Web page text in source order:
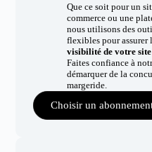
Que ce soit pour un
commerce ou une
nous utilisons des
flexibles pour assurer
visibilité de votre
Faites confiance à
démarquer de la
margeride.
Choisir un